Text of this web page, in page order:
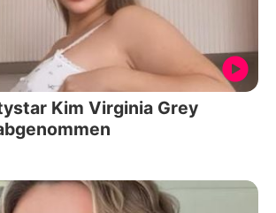
Kim Virginia Grey